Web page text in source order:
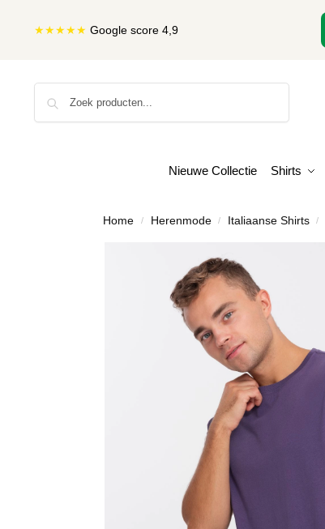
★★★★★ Google score 4,9
Nieuwe Collectie Shirts
Home / Herenmode / Italiaanse Shirts /